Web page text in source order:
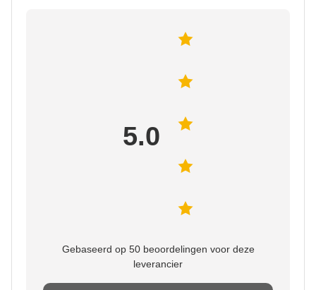
5.0
Gebaseerd op 50 beoordelingen voor deze
leverancier